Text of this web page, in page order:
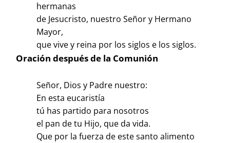
hermanas
de Jesucristo, nuestro Señor y Hermano
Mayor,
que vive y reina por los siglos e los siglos.
Oración después de la Comunión
Señor, Dios y Padre nuestro:
En esta eucaristía
tú has partido para nosotros
el pan de tu Hijo, que da vida.
Que por la fuerza de este santo alimento